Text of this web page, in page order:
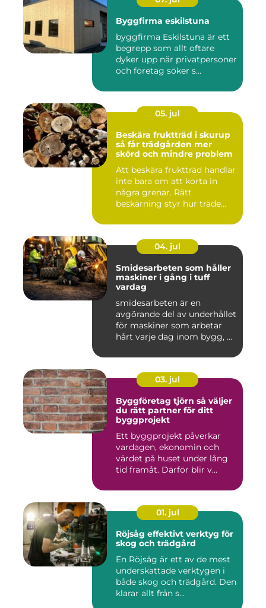
Byggfirma eskilstuna
byggfirma Eskilstuna är ett
begrepp som allt oftare
dyker upp när privatpersoner
och företag söker s...
05. jul
Beskära fruktträd i skurup
så får trädgården mer
skörd och mindre problem
Att beskära fruktträd handlar
inte bara om att korta in
några grenar. Rätt
beskärning styr hur träde...
04. jul
Smidesarbeten som håller
maskiner i gång i tuff
vardag
smidesarbeten är en
avgörande del av underhållet
för maskiner som arbetar
hårt varje dag inom bygg, ...
03. jul
Byggföretag tjörn så väljer
du rätt partner för ditt
byggprojekt
Ett byggprojekt påverkar
vardagen, ekonomin och
värdet på huset under lång
tid framåt. Därför blir v...
01. jul
Röjsåg effektivt verktyg för
skog och trädgård
En Röjsåg är ett av de mest
underskattade verktygen i
både skog och trädgård. Den
klarar allt från s...